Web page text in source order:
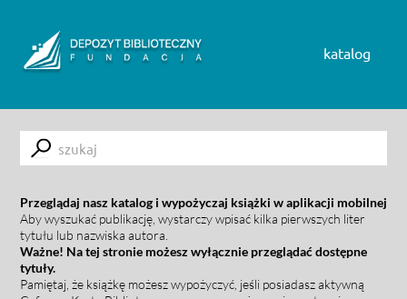
katalog
Submit
Przeglądaj nasz katalog i wypożyczaj książki w aplikacji mobilnej
Aby wyszukać publikację, wystarczy wpisać kilka pierwszych liter
tytułu lub nazwiska autora.
Ważne! Na tej stronie możesz wyłącznie przeglądać dostępne
tytuły.
Pamiętaj, że książkę możesz wypożyczyć, jeśli posiadasz aktywną